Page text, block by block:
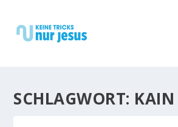
SCHLAGWORT: KAIN